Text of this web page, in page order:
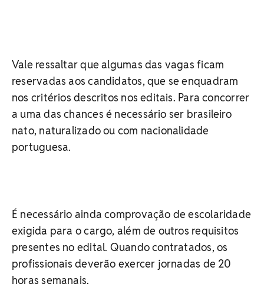
Vale ressaltar que algumas das vagas ficam
reservadas aos candidatos, que se enquadram
nos critérios descritos nos editais. Para concorrer
a uma das chances é necessário ser brasileiro
nato, naturalizado ou com nacionalidade
portuguesa.
É necessário ainda comprovação de escolaridade
exigida para o cargo, além de outros requisitos
presentes no edital. Quando contratados, os
profissionais deverão exercer jornadas de 20
horas semanais.